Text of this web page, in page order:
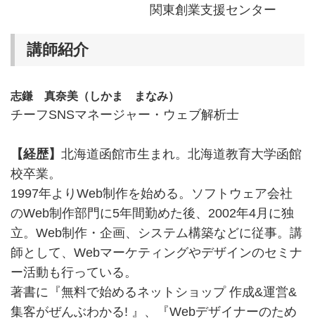
関東創業支援センター
講師紹介
志鎌 真奈美（しかま まなみ）
チーフSNSマネージャー・ウェブ解析士
【経歴】 北海道函館市生まれ。北海道教育大学函館
校卒業。
1997年よりWeb制作を始める。ソフトウェア会社
のWeb制作部門に5年間勤めた後、2002年4月に独
立。Web制作・企画、システム構築などに従事。講
師として、Webマーケティングやデザインのセミナ
ー活動も行っている。
著書に『無料で始めるネットショップ 作成&運営&
集客がぜんぶわかる! 』、『Webデザイナーのため